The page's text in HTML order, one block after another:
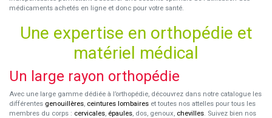
médicaments achetés en ligne et donc pour votre santé.
Une expertise en orthopédie et
matériel médical
Un large rayon orthopédie
Avec une large gamme dédiée à l’orthopédie, découvrez dans notre catalogue les
différentes genouillères, ceintures lombaires et toutes nos attelles pour tous les
membres du corps : cervicales, épaules, dos, genoux, chevilles. Suivez bien nos